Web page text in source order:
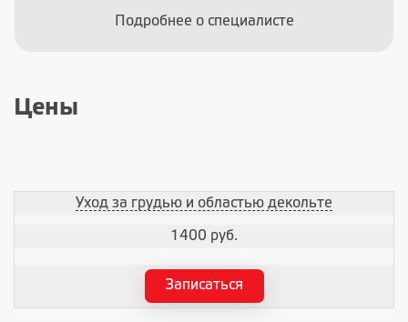
Подробнее о специалисте
Цены
Уход за грудью и областью декольте
1400 руб.
Записаться